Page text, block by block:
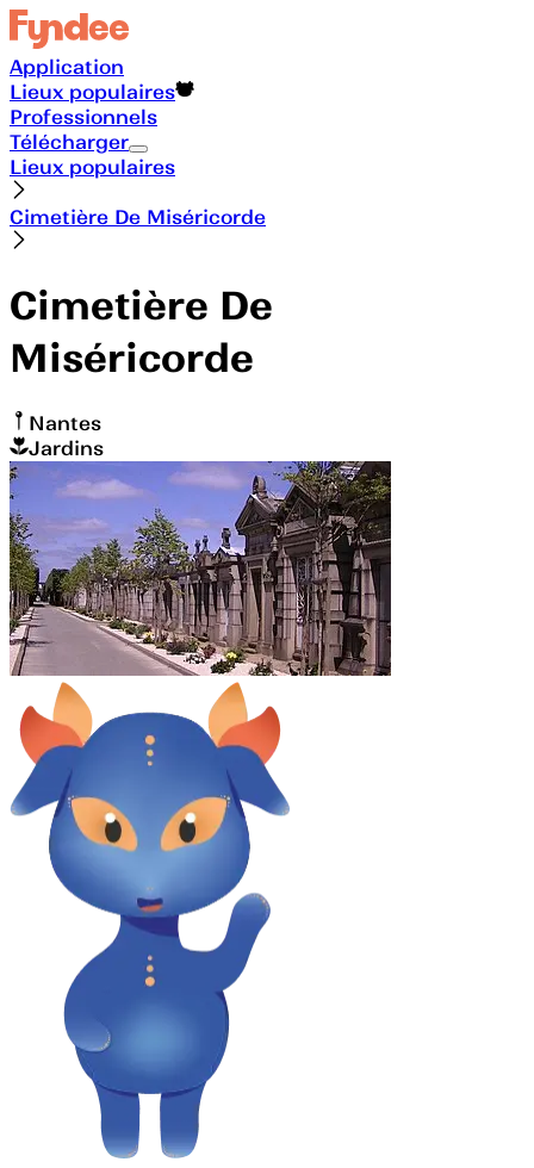
Application
Lieux populaires
Professionnels
Télécharger
Lieux populaires
Cimetière De Miséricorde
Cimetière De
Miséricorde
Nantes
Jardins